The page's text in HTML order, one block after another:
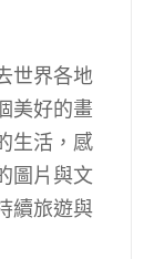
世界各地
美好的畫
生活，感
圖片與文
續旅遊與